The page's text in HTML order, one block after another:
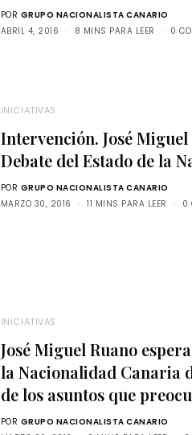
POR GRUPO NACIONALISTA CANARIO
ABRIL 4, 2016
8 MINS PARA LEER 0
INICIATIVAS
Intervención. José Miguel
Debate del Estado de la
POR GRUPO NACIONALISTA CANARIO
MARZO 30, 2016
11 MINS PARA LEER 0
INICIATIVAS
José Miguel Ruano
la Nacionalidad Canaria
de los asuntos que
POR GRUPO NACIONALISTA CANARIO